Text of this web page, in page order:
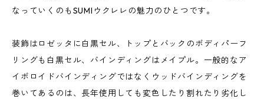
なっていくのもSUMIウクレレの魅力のひとつです。
装飾はロゼッタに白黒セル、トップとバックのボディパーフ
リングも白黒セル、バインディングはメイプル。一般的なア
イボロイドバインディングではなくウッドバインディングを
巻いてあるのは、長年使用しても変色したり割れたり劣化し